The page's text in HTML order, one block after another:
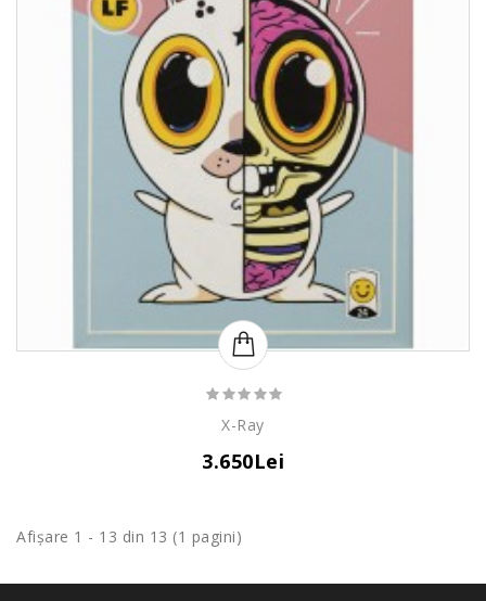
X-Ray
3.650Lei
Afişare 1 - 13 din 13 (1 pagini)